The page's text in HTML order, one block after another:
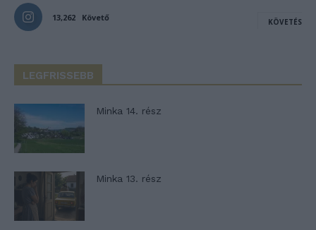
13,262 Követő KÖVETÉS
LEGFRISSEBB
Minka 14. rész
Minka 13. rész